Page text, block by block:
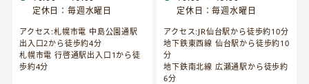
定休日：毎週水曜日
アクセス:札幌市電 中島公園通駅
出入口2から徒歩約4分
札幌市電 行啓通駅出入口1から徒
歩約4分
定休日：毎週水曜日
アクセス:JR仙台駅から徒歩約10分
地下鉄東西線 仙台駅から徒歩約10
分
地下鉄南北線 広瀬通駅から徒歩約
6分